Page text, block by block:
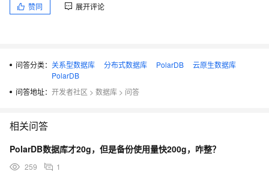
赞同 展开评论
问答分类： 关系型数据库 分布式数据库 PolarDB
云原生数据库
PolarDB
问答地址： 开发者社区 > 数据库 > 问答
相关问答
PolarDB数据库才20g，但是备份使用量快200g，咋整？
259 1